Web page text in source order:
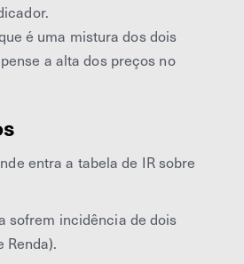
é uma mistura dos dois
a alta dos preços no
entra a tabela de IR sobre
sofrem incidência de dois
Renda).